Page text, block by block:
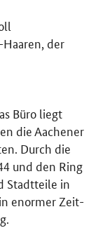
der
Büro liegt
die Aachener
Durch die
und den Ring
Stadtteile in
enormer Zeit-